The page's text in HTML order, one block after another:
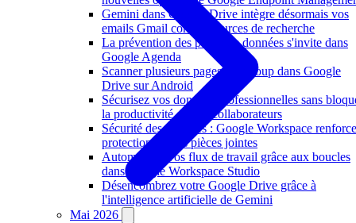
Gemini dans Google Drive intègre désormais vos
emails Gmail comme sources de recherche
La prévention des pertes de données s'invite dans
Google Agenda
Scanner plusieurs pages d'un coup dans Google
Drive sur Android
Sécurisez vos données professionnelles sans
la productivité de vos collaborateurs
Sécurité des données : Google Workspace
protection de vos pièces jointes
Automatisez vos flux de travail grâce aux boucles
dans Google Workspace Studio
Désencombrez votre Google Drive grâce à
l'intelligence artificielle de Gemini
Mai 2026